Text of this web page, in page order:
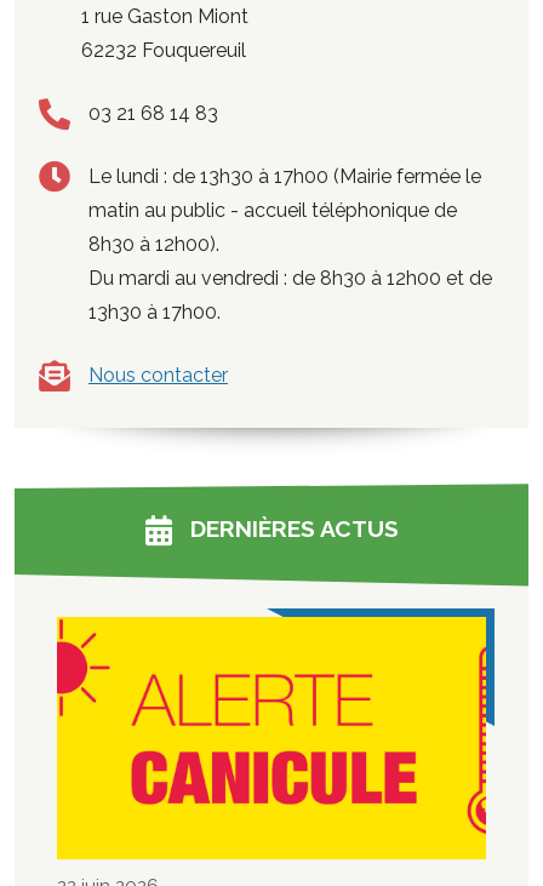
1 rue Gaston Miont
62232 Fouquereuil
03 21 68 14 83
Le lundi : de 13h30 à 17h00 (Mairie fermée le
matin au public - accueil téléphonique de
8h30 à 12h00).
Du mardi au vendredi : de 8h30 à 12h00 et de
13h30 à 17h00.
Nous contacter
DERNIÈRES ACTUS